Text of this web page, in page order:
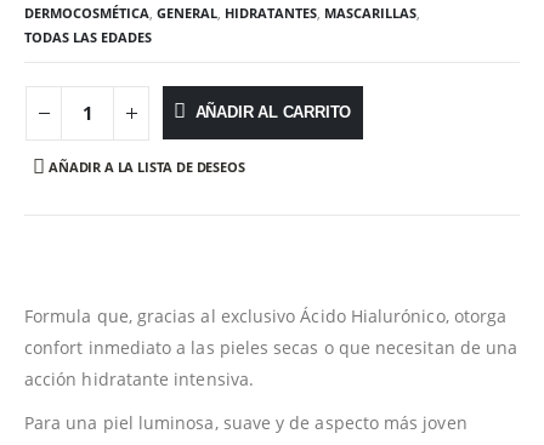
DERMOCOSMÉTICA, GENERAL, HIDRATANTES, MASCARILLAS,
TODAS LAS EDADES
AÑADIR AL CARRITO
AÑADIR A LA LISTA DE DESEOS
Formula que, gracias al exclusivo Ácido Hialurónico, otorga
confort inmediato a las pieles secas o que necesitan de una
acción hidratante intensiva.
Para una piel luminosa, suave y de aspecto más joven